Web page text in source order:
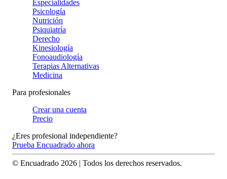
Especialidades
Psicología
Nutrición
Psiquiatría
Derecho
Kinesiología
Fonoaudiología
Terapias Alternativas
Medicina
Para profesionales
Crear una cuenta
Precio
¿Eres profesional independiente?
Prueba Encuadrado ahora
© Encuadrado 2026 | Todos los derechos reservados.